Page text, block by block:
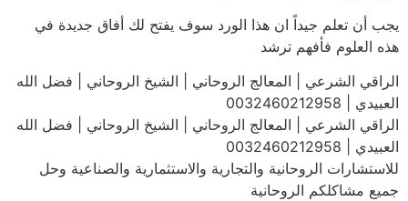
يجب أن تعلم جيداً ان هذا الورد سوف يفتح لك أفاق جديدة في
هذه العلوم فأفهم ترشد
الراقي الشرعي | المعالج الروحاني | الشيخ الروحاني | فضل الله
العبيدي | 0032460212958
الراقي الشرعي | المعالج الروحاني | الشيخ الروحاني | فضل الله
العبيدي | 0032460212958
للاستشارات الروحانية والتجارية والاستثمارية والصناعية وحل
جميع مشاكلكم الروحانية